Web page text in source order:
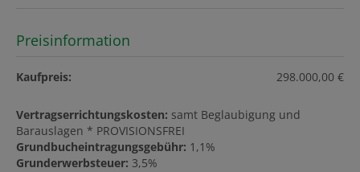
Preisinformation
Kaufpreis: 298.000,00 €
Vertragserrichtungskosten: samt Beglaubigung und
Barauslagen * PROVISIONSFREI
Grundbucheintragungsgebühr: 1,1%
Grunderwerbsteuer: 3,5%